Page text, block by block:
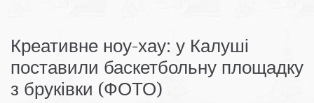
Креативне ноу-хау: у Калуші
поставили баскетбольну площадку
з бруківки (ФОТО)